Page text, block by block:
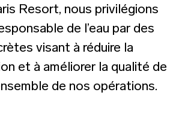
Resort, nous privilégions
de l’eau par des
visant à réduire la
et à améliorer la qualité de
de nos opérations.